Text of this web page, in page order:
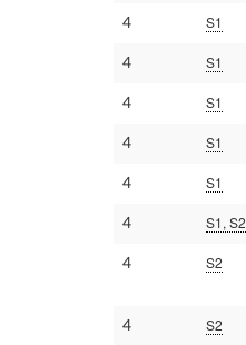
4 S1
4 S1
4 S1
4 S1
4 S1
4 S1, S2
4 S2
4 S2